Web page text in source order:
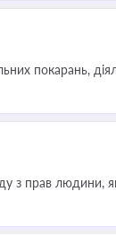
покарань,
з прав людини,